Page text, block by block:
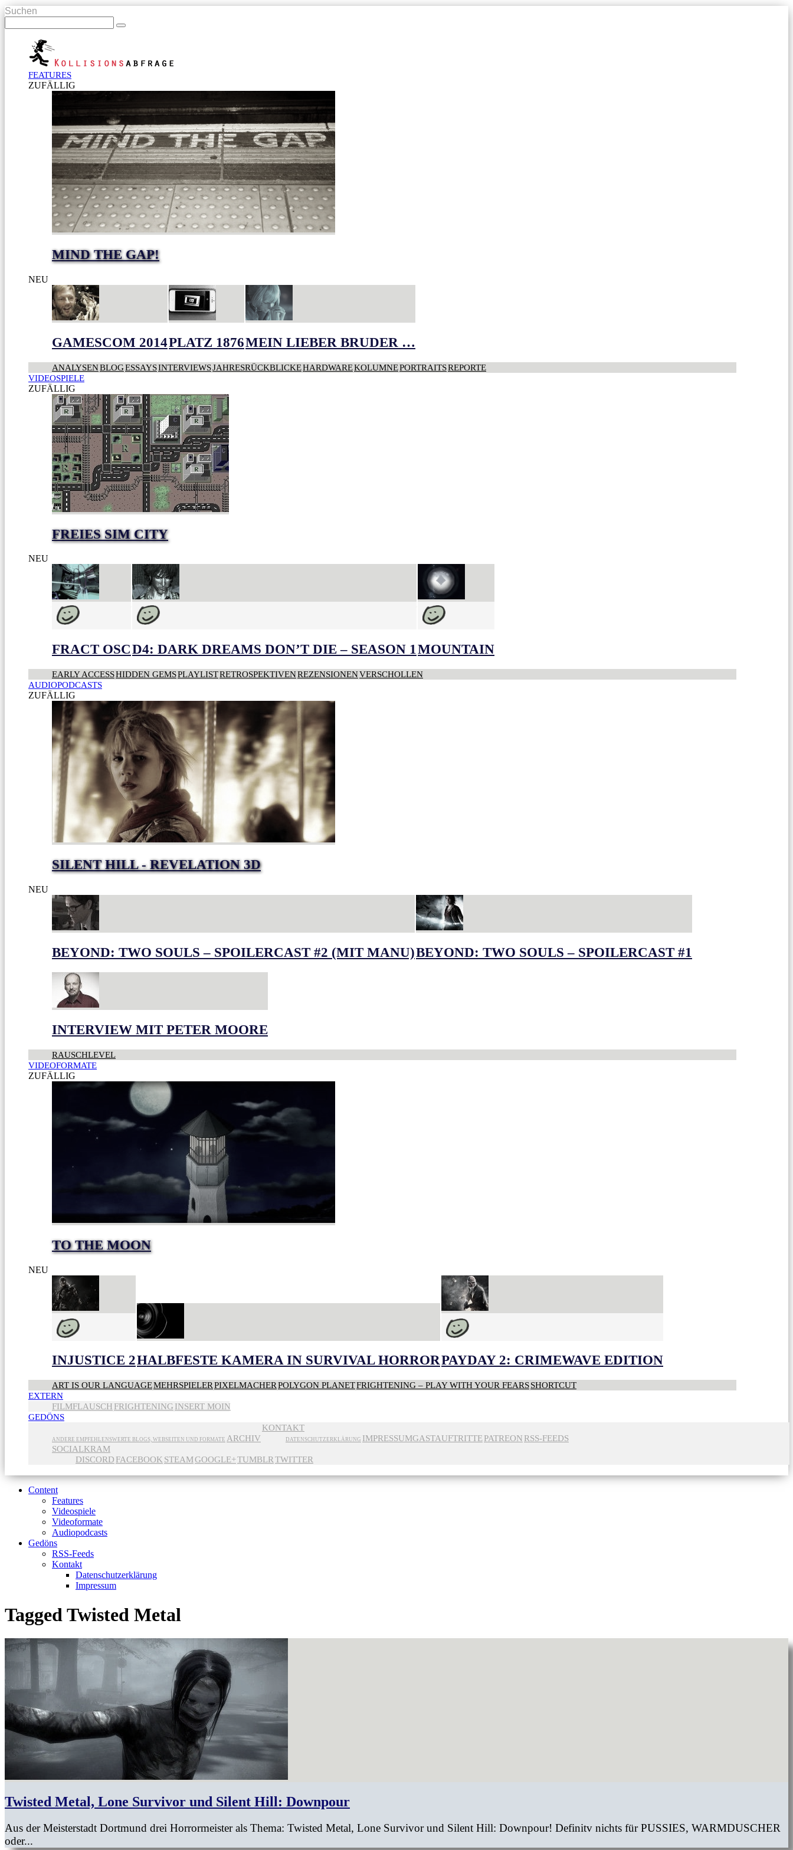
Suchen
FEATURES
ZUFÄLLIG
MIND THE GAP!
NEU
GAMESCOM 2014PLATZ 1876MEIN LIEBER BRUDER …
ANALYSENBLOGESSAYSINTERVIEWSJAHRESRÜCKBLICKEHARDWAREKOLUMNEPORTRAITSREPORTE
VIDEOSPIELE
ZUFÄLLIG
FREIES SIM CITY
NEU
FRACT OSCD4: DARK DREAMS DON’T DIE – SEASON 1MOUNTAIN
EARLY ACCESSHIDDEN GEMSPLAYLISTRETROSPEKTIVENREZENSIONENVERSCHOLLEN
AUDIOPODCASTS
ZUFÄLLIG
SILENT HILL - REVELATION 3D
NEU
BEYOND: TWO SOULS – SPOILERCAST #2 (MIT MANU)BEYOND: TWO SOULS – SPOILERCAST #1
INTERVIEW MIT PETER MOORE
RAUSCHLEVEL
VIDEOFORMATE
ZUFÄLLIG
TO THE MOON
NEU
INJUSTICE 2HALBFESTE KAMERA IN SURVIVAL HORRORPAYDAY 2: CRIMEWAVE EDITION
ART IS OUR LANGUAGEMEHRSPIELERPIXELMACHERPOLYGON PLANETFRIGHTENING – PLAY WITH YOUR FEARSSHORTCUT
EXTERN
FILMFLAUSCH FRIGHTENING INSERT MOIN
GEDÖNS
ANDERE EMPFEHLENSWERTE BLOGS, WEBSEITEN UND FORMATE ARCHIV
KONTAKT
DATENSCHUTZERKLÄRUNG IMPRESSUMGASTAUFTRITTEPATREON RSS-FEEDS
SOCIALKRAM
DISCORD FACEBOOK STEAMGOOGLE+TUMBLRTWITTER
Content
Features
Videospiele
Videoformate
Audiopodcasts
Gedöns
RSS-Feeds
Kontakt
Datenschutzerklärung
Impressum
Tagged Twisted Metal
Twisted Metal, Lone Survivor und Silent Hill: Downpour
Aus der Meisterstadt Dortmund drei Horrormeister als Thema: Twisted Metal, Lone Survivor und Silent Hill: Downpour! Definitv nichts für PUSSIES, WARMDUSCHER
oder...